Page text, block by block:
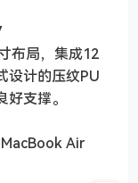
布局，集成12
设计的压纹PU
支撑。
Air